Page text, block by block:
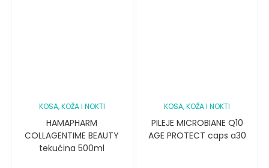
KOSA, KOŽA I NOKTI
HAMAPHARM
COLLAGENTIME BEAUTY
tekućina 500ml
KOSA, KOŽA I NOKTI
PILEJE MICROBIANE Q10
AGE PROTECT caps a30